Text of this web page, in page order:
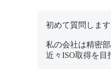
初めて質問します
私の会社は精密
近々ISO取得を目